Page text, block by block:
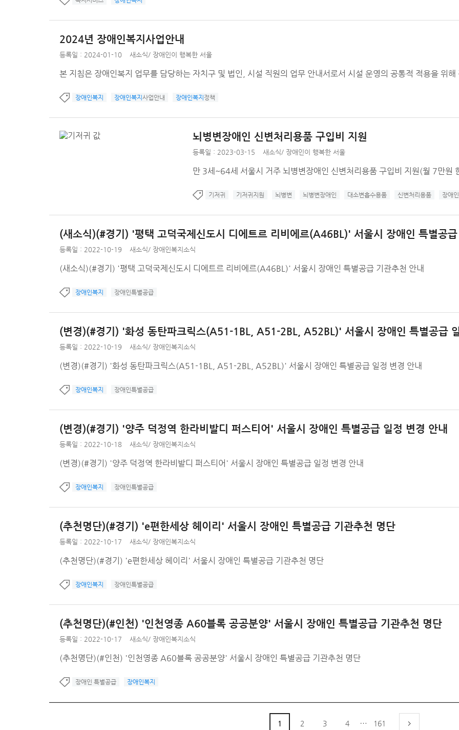
2024년 장애인복지사업안내
등록일 : 2024-01-10 새소식/ 장애인이 행복한 서울
본 지침은 장애인복지 업무를 담당하는 자치구 및 법인, 시설 직원의 업무 안내서로서 시설 운영의 공통적 적용을 위해
장애인복지 장애인복지 사업안내 장애인복지 정책
뇌병변장애인 신변처리용품 구입비 지원
등록일 : 2023-03-15 새소식/ 장애인이 행복한 서울
만 3세~64세 서울시 거주 뇌병변장애인 신변처리용품 구입비 지원(월 7만원
기저귀 기저귀지원 뇌병변 뇌병변장애인 대소변흡수용품 신변처리용품 장애인
(새소식)(#경기) '평택 고덕국제신도시 디에트르 리비에르(A46BL)' 서울시 장애인 특별공급
등록일 : 2022-10-19 새소식/ 장애인복지소식
(새소식)(#경기) '평택 고덕국제신도시 디에트르 리비에르(A46BL)' 서울시 장애인 특별공급 기관추천 안내
장애인복지 장애인특별공급
(변경)(#경기) '화성 동탄파크릭스(A51-1BL, A51-2BL, A52BL)' 서울시 장애인 특별공급
등록일 : 2022-10-19 새소식/ 장애인복지소식
(변경)(#경기) '화성 동탄파크릭스(A51-1BL, A51-2BL, A52BL)' 서울시 장애인 특별공급 일정 변경 안내
장애인복지 장애인특별공급
(변경)(#경기) '양주 덕정역 한라비발디 퍼스티어' 서울시 장애인 특별공급 일정 변경 안내
등록일 : 2022-10-18 새소식/ 장애인복지소식
(변경)(#경기) '양주 덕정역 한라비발디 퍼스티어' 서울시 장애인 특별공급 일정 변경 안내
장애인복지 장애인특별공급
(추천명단)(#경기) 'e편한세상 헤이리' 서울시 장애인 특별공급 기관추천 명단
등록일 : 2022-10-17 새소식/ 장애인복지소식
(추천명단)(#경기) 'e편한세상 헤이리' 서울시 장애인 특별공급 기관추천 명단
장애인복지 장애인특별공급
(추천명단)(#인천) '인천영종 A60블록 공공분양' 서울시 장애인 특별공급 기관추천 명단
등록일 : 2022-10-17 새소식/ 장애인복지소식
(추천명단)(#인천) '인천영종 A60블록 공공분양' 서울시 장애인 특별공급 기관추천 명단
장애인 특별공급 장애인복지
1 2 3 4 … 161